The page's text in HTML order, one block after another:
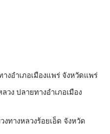
งอำเภอเมืองแพร่ จังหวัดแพร่
วง ปลายทางอำเภอเมือง
ทางหลวงร้อยเอ็ด จังหวัด